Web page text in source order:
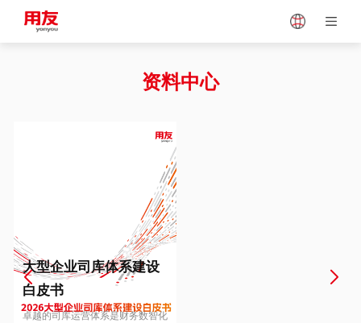
Vietnam
Europe
Hungary
资料中心
大型企业司库体系建设
白皮书
卓越的司库运营体系是财务数智化